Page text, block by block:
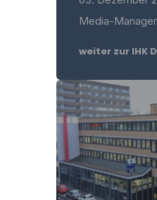
Media-
weiter zur IHK